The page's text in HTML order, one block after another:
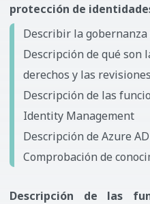
protección de
Describir la
Descripción de qué son
derechos y las
Descripción de las
Identity Management
Descripción de Azure
Comprobación de
Descripción de las